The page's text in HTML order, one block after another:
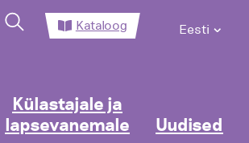
Kataloog Eesti
Külastajale ja
lapsevanemale
Uudised